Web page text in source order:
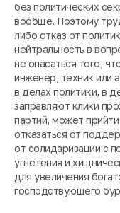
без политических
вообще. Поэтому
либо отказ от
нейтральность в
не опасаться того,
инженер, техник или
в делах политики, в
заправляют клики
партий, может
отказаться от
от солидаризации с
угнетения и
для увеличения
господствующего